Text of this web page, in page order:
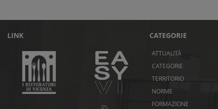
LINK CATEGORIE
ATTUALITÀ
CATEGORIE
TERRITORIO
NORME
FORMAZIONE